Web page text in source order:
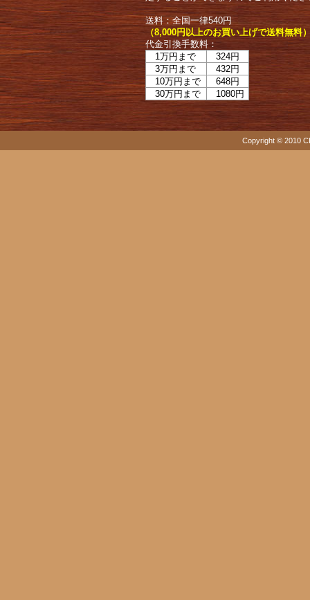
送料：全国一律540円
（8,000円以上のお買い上げで送料無料
代金引換手数料：
1万円まで
324円
3万円まで
432円
10万円まで
648円
30万円まで
1080円
Copyright © 2010